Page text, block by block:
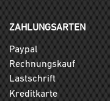
ZAHLUNGSARTEN
Paypal
Rechnungskauf
Lastschrift
Kreditkarte